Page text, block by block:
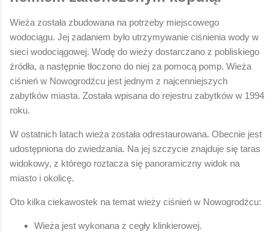
Wieża została zbudowana na potrzeby miejscowego
wodociągu. Jej zadaniem było utrzymywanie ciśnienia wody w
sieci wodociągowej. Wodę do wieży dostarczano z pobliskiego
źródła, a następnie tłoczono do niej za pomocą pomp. Wieża
ciśnień w Nowogrodźcu jest jednym z najcenniejszych
zabytków miasta. Została wpisana do rejestru zabytków w 1994
roku.
W ostatnich latach wieża została odrestaurowana. Obecnie jest
udostępniona do zwiedzania. Na jej szczycie znajduje się taras
widokowy, z którego roztacza się panoramiczny widok na
miasto i okolicę.
Oto kilka ciekawostek na temat wieży ciśnień w Nowogrodźcu:
Wieża jest wykonana z cegły klinkierowej.